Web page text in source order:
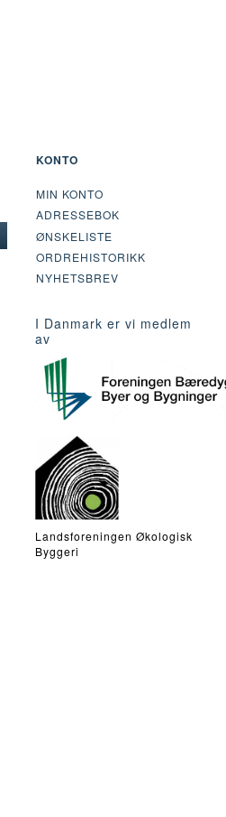
KONTO
MIN KONTO
ADRESSEBOK
ØNSKELISTE
ORDREHISTORIKK
NYHETSBREV
I Danmark er vi medlem
av
Landsforeningen Økologisk
Byggeri